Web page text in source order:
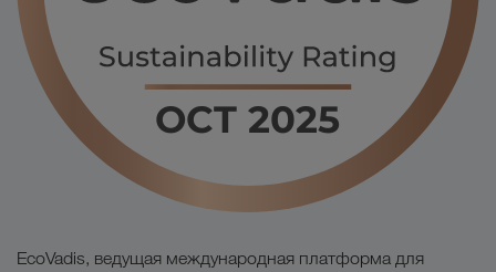
EcoVadis, ведущая международная платформа для